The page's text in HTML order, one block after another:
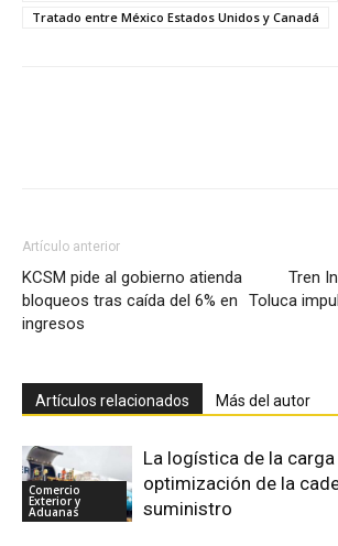
Tratado entre México Estados Unidos y Canadá
Artículo anterior
KCSM pide al gobierno atienda
bloqueos tras caída del 6% en
ingresos
Tren
Toluca
Artículos relacionados Más del autor
Comercio
Exterior y
Aduanas
La logística de la carga
optimización de la
suministro